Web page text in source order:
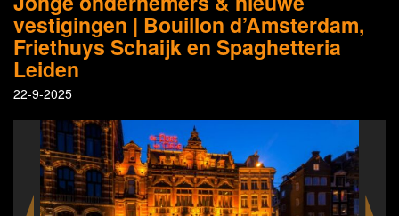
vestigingen | Bouillon d’Amsterdam,
Friethuys Schaijk en Spaghetteria
Leiden
22-9-2025